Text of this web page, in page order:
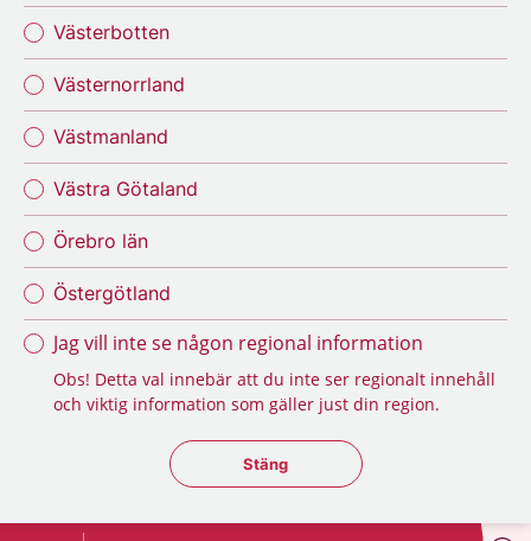
Västerbotten
Västernorrland
Västmanland
Västra Götaland
Örebro län
Östergötland
Jag vill inte se någon regional information
Obs! Detta val innebär att du inte ser regionalt innehåll
och viktig information som gäller just din region.
Stäng regionsväljaren
Stäng